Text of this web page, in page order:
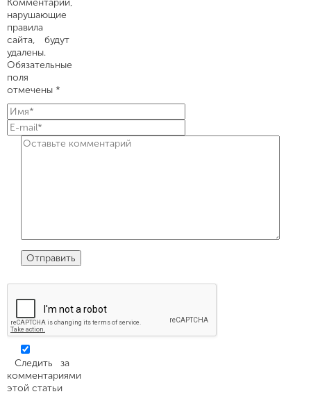
нарушающие
правила
сайта, будут
удалены.
Обязательные
поля
отмечены *
Следить за
комментариями
этой статьи